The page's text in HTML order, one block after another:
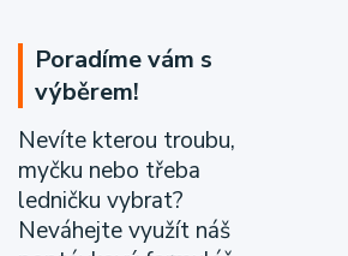
Poradíme vám s
výběrem!
Nevíte kterou troubu,
myčku nebo třeba
ledničku vybrat?
Neváhejte využít náš